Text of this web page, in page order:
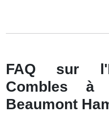
FAQ sur
Combles
Beaumont